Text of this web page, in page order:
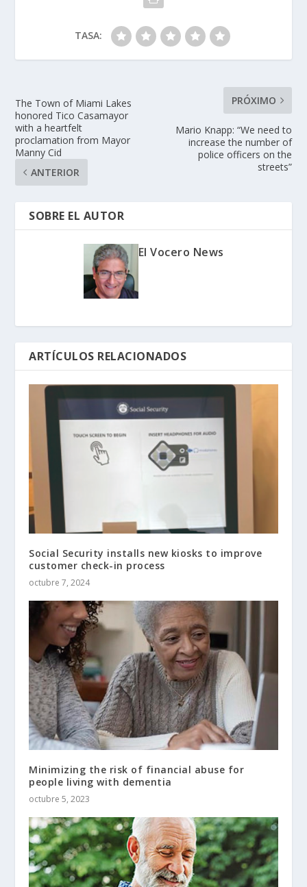
TASA:
The Town of Miami Lakes
honored Tico Casamayor
with a heartfelt
proclamation from Mayor
Manny Cid
ANTERIOR
PRÓXIMO
Mario Knapp: “We need to
increase the number of
police officers on the
streets”
SOBRE EL AUTOR
El Vocero News
ARTÍCULOS RELACIONADOS
Social Security installs new kiosks to improve
customer check-in process
octubre 7, 2024
Minimizing the risk of financial abuse for
people living with dementia
octubre 5, 2023